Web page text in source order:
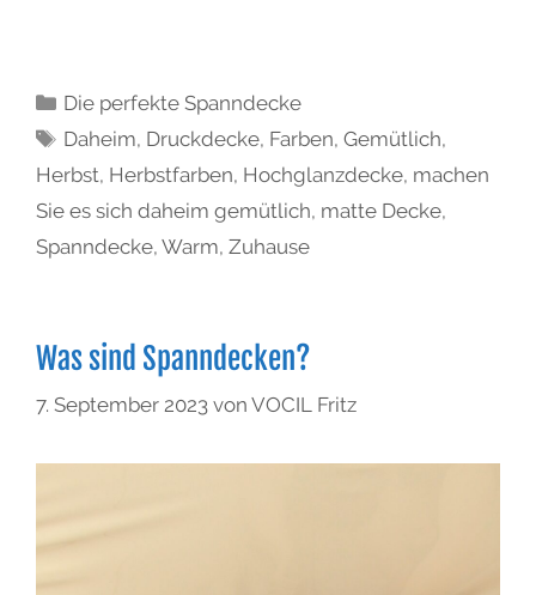
Die perfekte Spanndecke
Daheim, Druckdecke, Farben,Gemütlich,
Herbst, Herbstfarben, Hochglanzdecke, machen
Sie es sich daheim gemütlich, matte Decke,
Spanndecke, Warm, Zuhause
Was sind Spanndecken?
7. September 2023 von VOCIL Fritz